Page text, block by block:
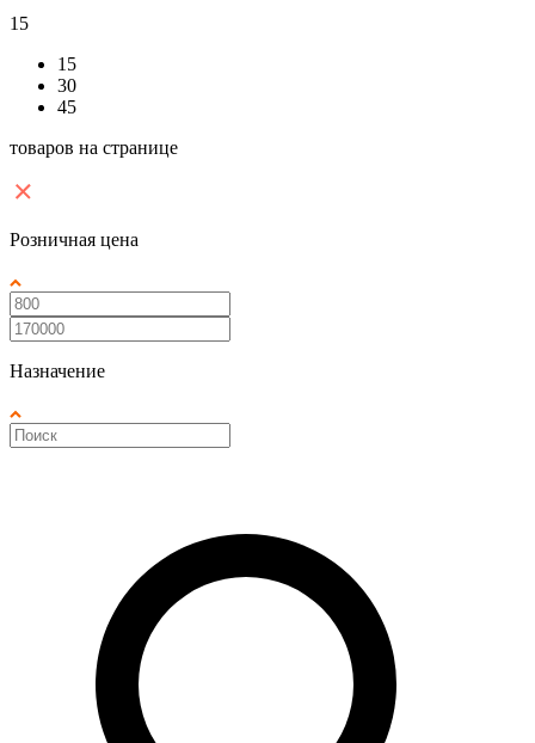
15
15
30
45
товаров на странице
Розничная цена
Назначение